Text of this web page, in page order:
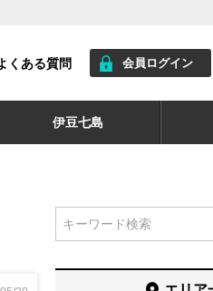
くある質問 会員ログイン
伊豆七島